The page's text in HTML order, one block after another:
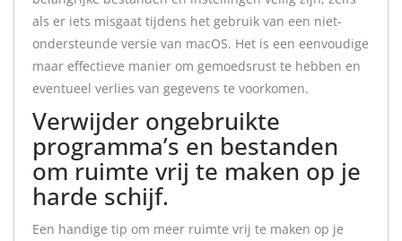
als er iets misgaat tijdens het gebruik van een niet-
ondersteunde versie van macOS. Het is een eenvoudige
maar effectieve manier om gemoedsrust te hebben en
eventueel verlies van gegevens te voorkomen.
Verwijder ongebruikte
programma’s en bestanden
om ruimte vrij te maken op je
harde schijf.
Een handige tip om meer ruimte vrij te maken op je